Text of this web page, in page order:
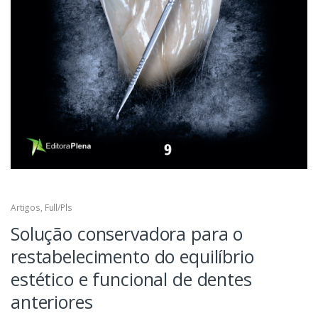
Artigos, Full/Pls
Solução conservadora para o
restabelecimento do equilíbrio
estético e funcional de dentes
anteriores